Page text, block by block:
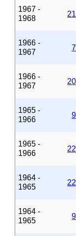
1967 -
1968
21
1966 -
1967
7
1966 -
1967
20
1965 -
1966
9
1965 -
1966
22
1964 -
1965
22
1964 -
1965
9